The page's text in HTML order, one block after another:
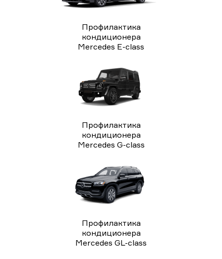
Профилактика
кондиционера
Mercedes E-class
Профилактика
кондиционера
Mercedes G-class
Профилактика
кондиционера
Mercedes GL-class